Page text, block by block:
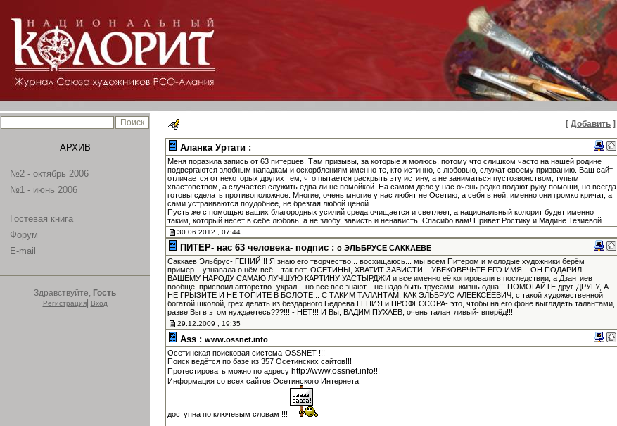
АРХИВ
№2 - октябрь 2006
№1 - июнь 2006
Гостевая книга
Форум
E-mail
Здравствуйте, Гость
Регистрация| Вход
[ Добавить ]
Аланка Уртати :
Меня поразила запись от 63 питерцев. Там призывы, за которые я молюсь, потому что слишком часто на нашей родине
подвергаются злобным нападкам и оскорблениям именно те, кто истинно, с любовью, служат своему призванию. Ваш сайт
отличается от некоторых других тем, что пытается раскрыть эту истину, а не заниматься пустозвонством, тупым
хвастовством, а случается служить едва ли не помойкой. На самом деле у нас очень редко подают руку помощи, но всегда
готовы сделать противоположное. Многие, очень многие у нас любят не Осетию, а себя в ней, именно они громко кричат, а
сами устраиваются поудобнее, не брезгая любой ценой.
Пусть же с помощью ваших благородных усилий среда очищается и светлеет, а национальный колорит будет именно
таким, который несет в себе любовь, а не злобу, зависть и ненависть. Спасибо вам! Привет Ростику и Мадине Тезиевой.
30.06.2012 , 07:44
ПИТЕР- нас 63 человека- подпис : о ЭЛЬБРУСЕ САККАЕВЕ
Саккаев Эльбрус- ГЕНИЙ!!! Я знаю его творчество... восхищаюсь... мы всем Питером и молодые художники берём
пример... узнавала о нём всё... так вот, ОСЕТИНЫ, ХВАТИТ ЗАВИСТИ... УВЕКОВЕЧЬТЕ ЕГО ИМЯ... ОН ПОДАРИЛ
ВАШЕМУ НАРОДУ САМАЮ ЛУЧШУЮ КАРТИНУ УАСТЫРДЖИ и все именно её копировали в последствии, а Дзантиев
вообще, присвоил авторство- украл... но все всё знают... не надо быть трусами- жизнь одна!!! ПОМОГАЙТЕ друг-ДРУГУ, А
НЕ ГРЫЗИТЕ И НЕ ТОПИТЕ В БОЛОТЕ... С ТАКИМ ТАЛАНТАМ. КАК ЭЛЬБРУС АЛЕЕКСЕЕВИЧ, с такой художественной
богатой школой, грех делать из бездарного Бедоева ГЕНИЯ и ПРОФЕССОРА- это, чтобы на его фоне выглядеть талантами,
разве Вы в этом нуждаетесь???!!! - НЕТ!!! И Вы, ВАДИМ ПУХАЕВ, очень талантливый- вперёд!!!
29.12.2009 , 19:35
Ass : www.ossnet.info
Осетинская поисковая система-OSSNET !!!
Поиск ведётся по базе из 357 Осетинских сайтов!!!
Протестировать можно по адресу http://www.ossnet.info!!!
Информация со всех сайтов Осетинского Интернета
доступна по ключевым словам !!!